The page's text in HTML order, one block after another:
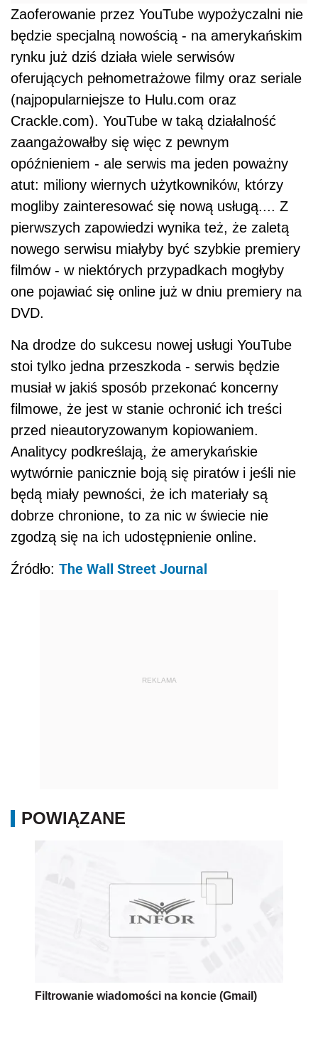
Zaoferowanie przez YouTube wypożyczalni nie
będzie specjalną nowością - na amerykańskim
rynku już dziś działa wiele serwisów
oferujących pełnometrażowe filmy oraz seriale
(najpopularniejsze to Hulu.com oraz
Crackle.com). YouTube w taką działalność
zaangażowałby się więc z pewnym
opóźnieniem - ale serwis ma jeden poważny
atut: miliony wiernych użytkowników, którzy
mogliby zainteresować się nową usługą.... Z
pierwszych zapowiedzi wynika też, że zaletą
nowego serwisu miałyby być szybkie premiery
filmów - w niektórych przypadkach mogłyby
one pojawiać się online już w dniu premiery na
DVD.
Na drodze do sukcesu nowej usługi YouTube
stoi tylko jedna przeszkoda - serwis będzie
musiał w jakiś sposób przekonać koncerny
filmowe, że jest w stanie ochronić ich treści
przed nieautoryzowanym kopiowaniem.
Analitycy podkreślają, że amerykańskie
wytwórnie panicznie boją się piratów i jeśli nie
będą miały pewności, że ich materiały są
dobrze chronione, to za nic w świecie nie
zgodzą się na ich udostępnienie online.
Źródło: The Wall Street Journal
REKLAMA
POWIĄZANE
Filtrowanie wiadomości na koncie (Gmail)